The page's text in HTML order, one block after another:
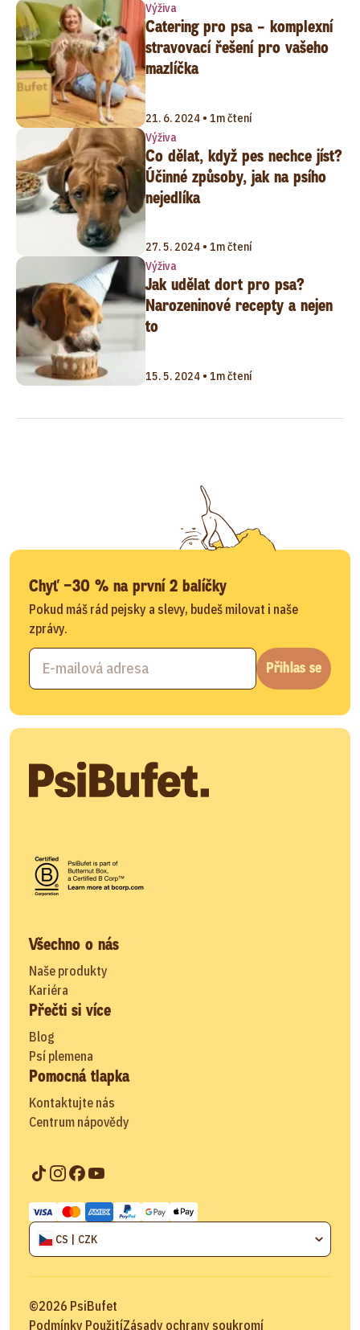
Výživa
Catering pro psa – komplexní
stravovací řešení pro vašeho
mazlíčka
21. 6. 2024 • 1m čtení
Výživa
Co dělat, když pes nechce jíst?
Účinné způsoby, jak na psího
nejedlíka
27. 5. 2024 • 1m čtení
Výživa
Jak udělat dort pro psa?
Narozeninové recepty a nejen
to
15. 5. 2024 • 1m čtení
Chyť −30 % na první 2 balíčky
Pokud máš rád pejsky a slevy, budeš milovat i naše
zprávy.
Přihlas se
Všechno o nás
Naše produkty
Kariéra
Přečti si více
Blog
Psí plemena
Pomocná tlapka
Kontaktujte nás
Centrum nápovědy
CS | CZK
©2026 PsiBufet
Podmínky PoužitíZásady ochrany soukromí